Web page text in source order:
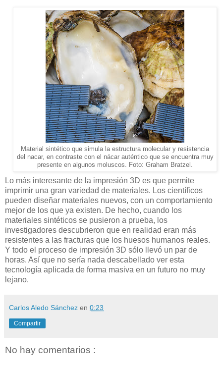
Material sintético que simula la estructura molecular y resistencia
del nacar, en contraste con el nácar auténtico que se encuentra muy
presente en algunos moluscos. Foto: Graham Bratzel.
Lo más interesante de la impresión 3D es que permite
imprimir una gran variedad de materiales. Los científicos
pueden diseñar materiales nuevos, con un comportamiento
mejor de los que ya existen. De hecho, cuando los
materiales sintéticos se pusieron a prueba, los
investigadores descubrieron que en realidad eran más
resistentes a las fracturas que los huesos humanos reales.
Y todo el proceso de impresión 3D sólo llevó un par de
horas. Así que no sería nada descabellado ver esta
tecnología aplicada de forma masiva en un futuro no muy
lejano.
Carlos Aledo Sánchez en 0:23
Compartir
No hay comentarios :